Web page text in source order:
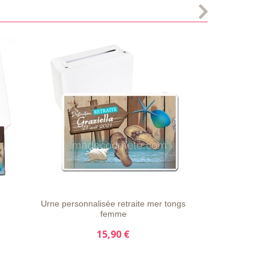
LISTE
APERÇU
DÉTAILS
Urne personnalisée retraite mer tongs
femme
15,90 €